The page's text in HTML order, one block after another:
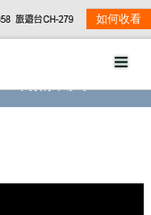
如何收看